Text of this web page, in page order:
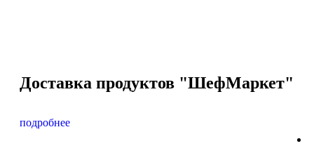
Доставка продуктов "ШефМаркет"
подробнее